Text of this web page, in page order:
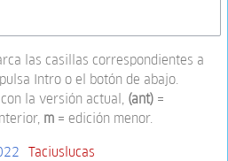
las casillas correspondientes a
Intro o el botón de abajo.
la versión actual, (ant)=
m= edición menor.
Taciuslucas